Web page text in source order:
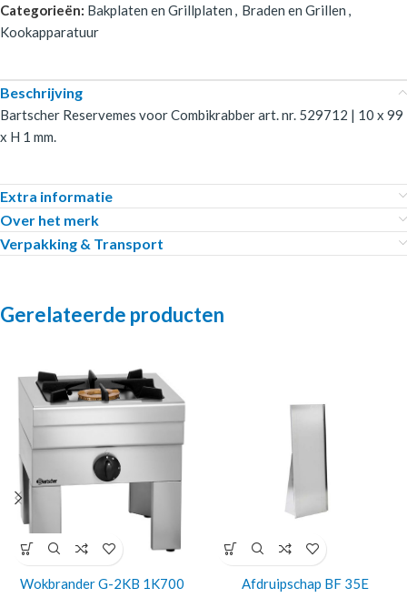
Categorieën: Bakplaten en Grillplaten , Braden en Grillen ,
Kookapparatuur
Beschrijving
Bartscher Reservemes voor Combikrabber art. nr. 529712 | 10 x 99
x H 1 mm.
Extra informatie
Over het merk
Verpakking & Transport
Gerelateerde producten
Wokbrander G-2KB 1K700 Afdruipschap BF 35E